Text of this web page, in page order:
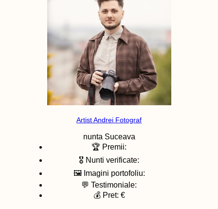
Artist Andrei Fotograf
nunta Suceava
🏆 Premii:
🎖️ Nunti verificate:
🖼️ Imagini portofoliu:
💬 Testimoniale:
💰 Pret: €